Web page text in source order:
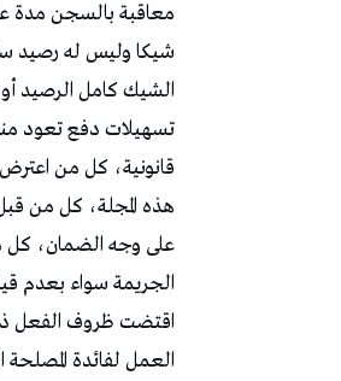
معاقبة بالسجن مدة
شيكا وليس له رصيد
الشيك كامل الرصيد
تسهيلات دفع تعود
هذه المجلة، كل من
على وجه الضمان، كل
الجريمة سواء بعدم
اقتضت ظروف الفعل
العمل لفائدة